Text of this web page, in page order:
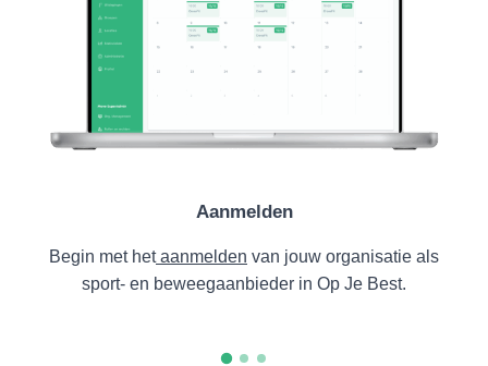
Aanmelden
Begin met hetaanmelden van jouw organisatie als
sport- en beweegaanbieder in Op Je Best.